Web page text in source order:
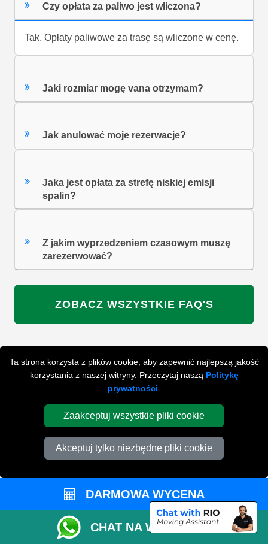
Ta strona korzysta z plików cookie, aby zapewnić najlepszą jakość
korzystania z naszej witryny. Przeczytaj naszą Politykę
prywatności
Zaakceptuj wszystkie pliki cookie
Akceptuj tylko niezbędne pliki cookie
Czy opłata za paliwo jest wliczona?
Tak. Opłaty paliwowe za trasę są wliczone w cenę.
Jaki rozmiar mogę vana otrzymam?
Jak anulować moje rezerwacje?
Jaka jest opłata za strefę niskiej emisji
spalin?
Z jakim wyprzedzeniem czasowym muszę
zarezerwować?
ZOBACZ WSZYSTKIE FAQ'S
WYSZUKAJ W NAJCZĘŚCIEJ ZADAWANYCH
PYTANIACH
ZACZNIJ WPISYWAĆ SWOJE PYTANIE I WYBIERZ Z
PONIŻSZYCH WYNIKÓW
PRZYGOTUJ SIĘ DO SWOJEJ
PRZEPROWADZKI
DARMOWA WYCENA
CHAT NA WHATSAPP